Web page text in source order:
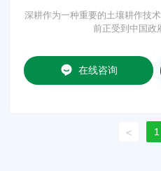
深耕作为一种重要的土壤耕作技
前正受到中国政
在线咨询
< 1